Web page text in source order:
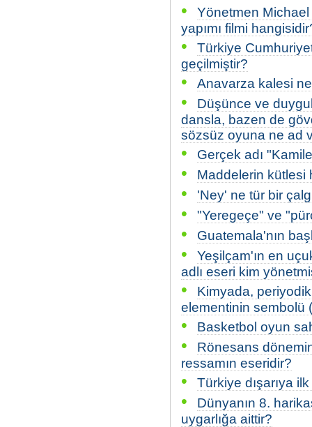
•
Yönetmen Michael
yapımı filmi
•
Türkiye
geçilmiştir?
• Anavarza kalesi
•
Düşünce ve
dansla, bazen de
sözsüz oyuna ne ad
• Gerçek adı
• Maddelerin kütlesi
• 'Ney' ne tür bir
• "Yeregeçe" ve
• Guatemala'nın
•
Yeşilçam'ın en
adlı eseri kim
•
Kimyada,
elementinin sembolü
• Basketbol oyun
•
Rönesans
ressamın eseridir?
• Türkiye dışarıya
•
Dünyanın 8.
uygarlığa aittir?